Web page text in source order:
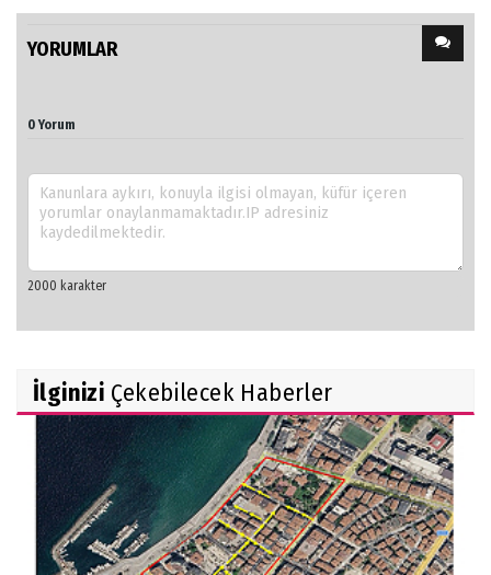
YORUMLAR
0 Yorum
İlginizi Çekebilecek Haberler